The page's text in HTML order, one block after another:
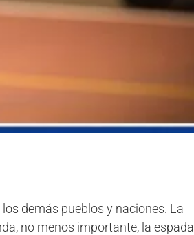
demás pueblos y naciones. La
no menos importante, la espada